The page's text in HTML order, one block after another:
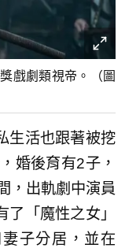
戲劇類視帝。（圖
生活也跟著被挖
婚後育有2子，
，出軌劇中演員
「魔性之女」
子分居，並在